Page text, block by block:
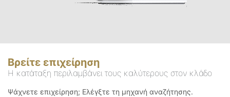
Βρείτε επιχείρηση
Η κατάταξη περιλαμβάνει τους καλύτερους στον κλάδο
Ψάχνετε επιχείρηση; Ελέγξτε τη μηχανή αναζήτησης.